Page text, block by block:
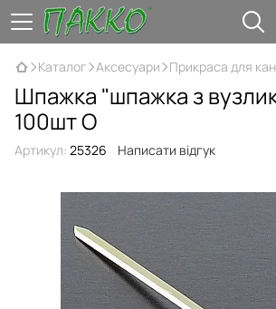
Каталог Аксесуари Прикраса для
Шпажка "шпажка з
100шт О
Артикул: 25326 Написати відгук